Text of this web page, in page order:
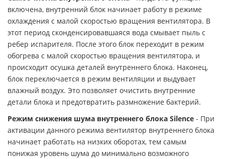
включена, внутренний блок начинает работу в режиме
охлаждения с малой скоростью вращения вентилятора. В
этот период сконденсировавшаяся вода смывает пыль с
ребер испарителя. После этого блок переходит в режим
обогрева с малой скоростью вращения вентилятора, и
происходит осушка деталей внутреннего блока. Наконец,
блок переключается в режим вентиляции и выдувает
влажный воздух. Это позволяет очистить внутренние
детали блока и предотвратить размножение бактерий.
Режим снижения шума внутреннего блока Silence - При
активации данного режима вентилятор внутреннего блока
начинает работать на низких оборотах, тем самым
понижая уровень шума до минимально возможного